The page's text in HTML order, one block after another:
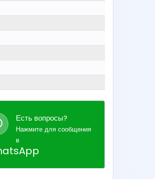
Есть вопросы?
Нажмите для сообщения
в